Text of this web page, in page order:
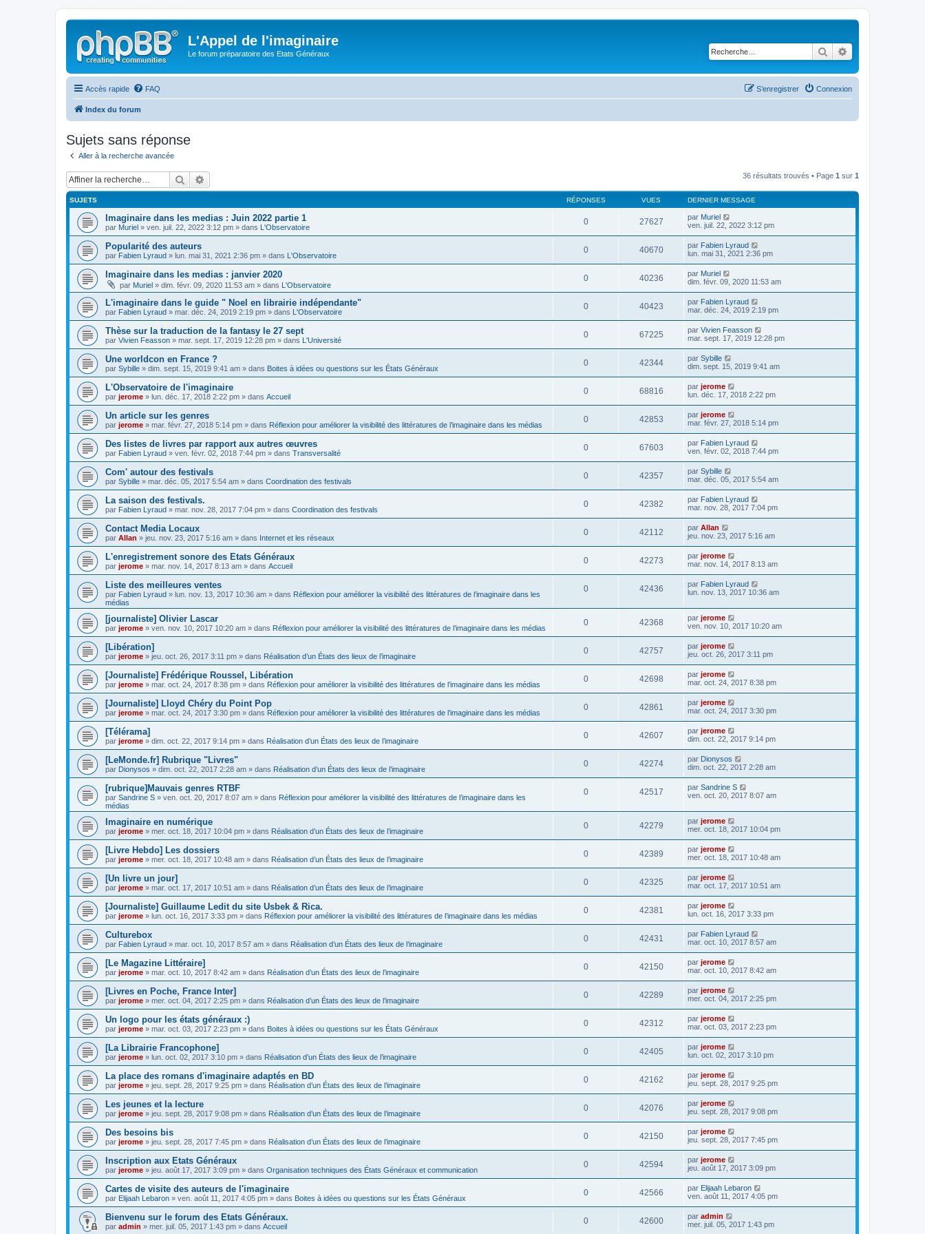
L'Appel de l'imaginaire
Le forum préparatoire des Etats Généraux Rechercher
Accès rapide FAQ Connexion
S’enregistrer
Index du forum
Sujets sans réponse
Aller à la recherche avancée
Rechercher 36 résultats trouvés • Page 1 sur 1
SUJETS RÉPONSES VUES DERNIER MESSAGE
Imaginaire dans les medias : Juin 2022 partie 1
par Muriel » ven. juil. 22, 2022 3:12 pm » dans L'Observatoire
0 27627 par Muriel
ven. juil. 22, 2022 3:12 pm
Popularité des auteurs
par Fabien Lyraud » lun. mai 31, 2021 2:36 pm » dans L'Observatoire
0 40670 par Fabien Lyraud
lun. mai 31, 2021 2:36 pm
Imaginaire dans les medias : janvier 2020
par Muriel » dim. févr. 09, 2020 11:53 am » dans L'Observatoire
0 40236 par Muriel
dim. févr. 09, 2020 11:53 am
L'imaginaire dans le guide " Noel en librairie indépendante"
par Fabien Lyraud » mar. déc. 24, 2019 2:19 pm » dans L'Observatoire
0 40423 par Fabien Lyraud
mar. déc. 24, 2019 2:19 pm
Thèse sur la traduction de la fantasy le 27 sept
par Vivien Feasson » mar. sept. 17, 2019 12:28 pm » dans L'Université
0 67225 par Vivien Feasson
mar. sept. 17, 2019 12:28 pm
Une worldcon en France ?
par Sybille » dim. sept. 15, 2019 9:41 am » dans Boites à idées ou questions sur les États Généraux
0 42344 par Sybille
dim. sept. 15, 2019 9:41 am
L'Observatoire de l'imaginaire
par jerome » lun. déc. 17, 2018 2:22 pm » dans Accueil
0 68816 par jerome
lun. déc. 17, 2018 2:22 pm
Un article sur les genres
par jerome » mar. févr. 27, 2018 5:14 pm » dans Réflexion pour améliorer la visibilité des littératures de l’imaginaire dans les médias
0 42853 par jerome
mar. févr. 27, 2018 5:14 pm
Des listes de livres par rapport aux autres œuvres
par Fabien Lyraud » ven. févr. 02, 2018 7:44 pm » dans Transversalité
0 67603 par Fabien Lyraud
ven. févr. 02, 2018 7:44 pm
Com' autour des festivals
par Sybille » mar. déc. 05, 2017 5:54 am » dans Coordination des festivals
0 42357 par Sybille
mar. déc. 05, 2017 5:54 am
La saison des festivals.
par Fabien Lyraud » mar. nov. 28, 2017 7:04 pm » dans Coordination des festivals
0 42382 par Fabien Lyraud
mar. nov. 28, 2017 7:04 pm
Contact Media Locaux
par Allan » jeu. nov. 23, 2017 5:16 am » dans Internet et les réseaux
0 42112 par Allan
jeu. nov. 23, 2017 5:16 am
L'enregistrement sonore des Etats Généraux
par jerome » mar. nov. 14, 2017 8:13 am » dans Accueil
0 42273 par jerome
mar. nov. 14, 2017 8:13 am
Liste des meilleures ventes
par Fabien Lyraud » lun. nov. 13, 2017 10:36 am » dans Réflexion pour améliorer la visibilité des littératures de l’imaginaire dans les
médias
0 42436 par Fabien Lyraud
lun. nov. 13, 2017 10:36 am
[journaliste] Olivier Lascar
par jerome » ven. nov. 10, 2017 10:20 am » dans Réflexion pour améliorer la visibilité des littératures de l’imaginaire dans les médias
0 42368 par jerome
ven. nov. 10, 2017 10:20 am
[Libération]
par jerome » jeu. oct. 26, 2017 3:11 pm » dans Réalisation d’un États des lieux de l’imaginaire
0 42757 par jerome
jeu. oct. 26, 2017 3:11 pm
[Journaliste] Frédérique Roussel, Libération
par jerome » mar. oct. 24, 2017 8:38 pm » dans Réflexion pour améliorer la visibilité des littératures de l’imaginaire dans les médias
0 42698 par jerome
mar. oct. 24, 2017 8:38 pm
[Journaliste] Lloyd Chéry du Point Pop
par jerome » mar. oct. 24, 2017 3:30 pm » dans Réflexion pour améliorer la visibilité des littératures de l’imaginaire dans les médias
0 42861 par jerome
mar. oct. 24, 2017 3:30 pm
[Télérama]
par jerome » dim. oct. 22, 2017 9:14 pm » dans Réalisation d’un États des lieux de l’imaginaire
0 42607 par jerome
dim. oct. 22, 2017 9:14 pm
[LeMonde.fr] Rubrique "Livres"
par Dionysos » dim. oct. 22, 2017 2:28 am » dans Réalisation d’un États des lieux de l’imaginaire
0 42274 par Dionysos
dim. oct. 22, 2017 2:28 am
[rubrique]Mauvais genres RTBF
par Sandrine S » ven. oct. 20, 2017 8:07 am » dans Réflexion pour améliorer la visibilité des littératures de l’imaginaire dans les
médias
0 42517 par Sandrine S
ven. oct. 20, 2017 8:07 am
Imaginaire en numérique
par jerome » mer. oct. 18, 2017 10:04 pm » dans Réalisation d’un États des lieux de l’imaginaire
0 42279 par jerome
mer. oct. 18, 2017 10:04 pm
[Livre Hebdo] Les dossiers
par jerome » mer. oct. 18, 2017 10:48 am » dans Réalisation d’un États des lieux de l’imaginaire
0 42389 par jerome
mer. oct. 18, 2017 10:48 am
[Un livre un jour]
par jerome » mar. oct. 17, 2017 10:51 am » dans Réalisation d’un États des lieux de l’imaginaire
0 42325 par jerome
mar. oct. 17, 2017 10:51 am
[Journaliste] Guillaume Ledit du site Usbek & Rica.
par jerome » lun. oct. 16, 2017 3:33 pm » dans Réflexion pour améliorer la visibilité des littératures de l’imaginaire dans les médias
0 42381 par jerome
lun. oct. 16, 2017 3:33 pm
Culturebox
par Fabien Lyraud » mar. oct. 10, 2017 8:57 am » dans Réalisation d’un États des lieux de l’imaginaire
0 42431 par Fabien Lyraud
mar. oct. 10, 2017 8:57 am
[Le Magazine Littéraire]
par jerome » mar. oct. 10, 2017 8:42 am » dans Réalisation d’un États des lieux de l’imaginaire
0 42150 par jerome
mar. oct. 10, 2017 8:42 am
[Livres en Poche, France Inter]
par jerome » mer. oct. 04, 2017 2:25 pm » dans Réalisation d’un États des lieux de l’imaginaire
0 42289 par jerome
mer. oct. 04, 2017 2:25 pm
Un logo pour les états généraux :)
par jerome » mar. oct. 03, 2017 2:23 pm » dans Boites à idées ou questions sur les États Généraux
0 42312 par jerome
mar. oct. 03, 2017 2:23 pm
[La Librairie Francophone]
par jerome » lun. oct. 02, 2017 3:10 pm » dans Réalisation d’un États des lieux de l’imaginaire
0 42405 par jerome
lun. oct. 02, 2017 3:10 pm
La place des romans d'imaginaire adaptés en BD
par jerome » jeu. sept. 28, 2017 9:25 pm » dans Réalisation d’un États des lieux de l’imaginaire
0 42162 par jerome
jeu. sept. 28, 2017 9:25 pm
Les jeunes et la lecture
par jerome » jeu. sept. 28, 2017 9:08 pm » dans Réalisation d’un États des lieux de l’imaginaire
0 42076 par jerome
jeu. sept. 28, 2017 9:08 pm
Des besoins bis
par jerome » jeu. sept. 28, 2017 7:45 pm » dans Réalisation d’un États des lieux de l’imaginaire
0 42150 par jerome
jeu. sept. 28, 2017 7:45 pm
Inscription aux Etats Généraux
par jerome » jeu. août 17, 2017 3:09 pm » dans Organisation techniques des États Généraux et communication
0 42594 par jerome
jeu. août 17, 2017 3:09 pm
Cartes de visite des auteurs de l'imaginaire
par Elijaah Lebaron » ven. août 11, 2017 4:05 pm » dans Boites à idées ou questions sur les États Généraux
0 42566 par Elijaah Lebaron
ven. août 11, 2017 4:05 pm
Bienvenu sur le forum des Etats Généraux.
par admin » mer. juil. 05, 2017 1:43 pm » dans Accueil
0 42600 par admin
mer. juil. 05, 2017 1:43 pm